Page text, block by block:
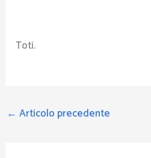
Toti.
← Articolo precedente